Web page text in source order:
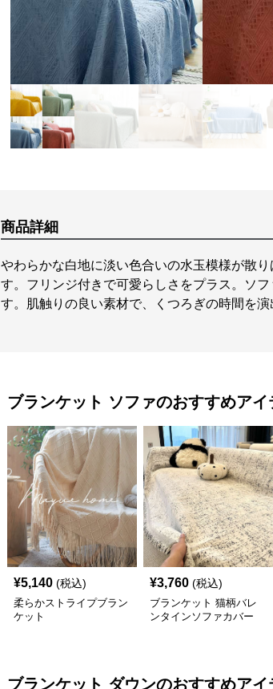
商品詳細
やわらかな白地に淡い色合いの水玉模様が散
す。フリンジ付きで可愛らしさをプラス。ソ
す。肌触りの良い素材で、くつろぎの時間を演
ブランケット ソファのおすすめアイ
¥5,140 (税込)
柔らかストライプブラン
ケット
¥3,760 (税込)
ブランケット 猫柄バレ
ンタインソファカバー
ブランケット ダウンのおすすめアイ